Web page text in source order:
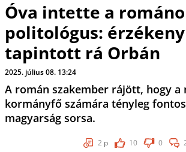
Óva intette a
politológus:
tapintott rá Orbán
2025. július 08. 13:24
A román szakember rájött, hogy a
kormányfő számára tényleg
magyarság sorsa.
2 p 10 0